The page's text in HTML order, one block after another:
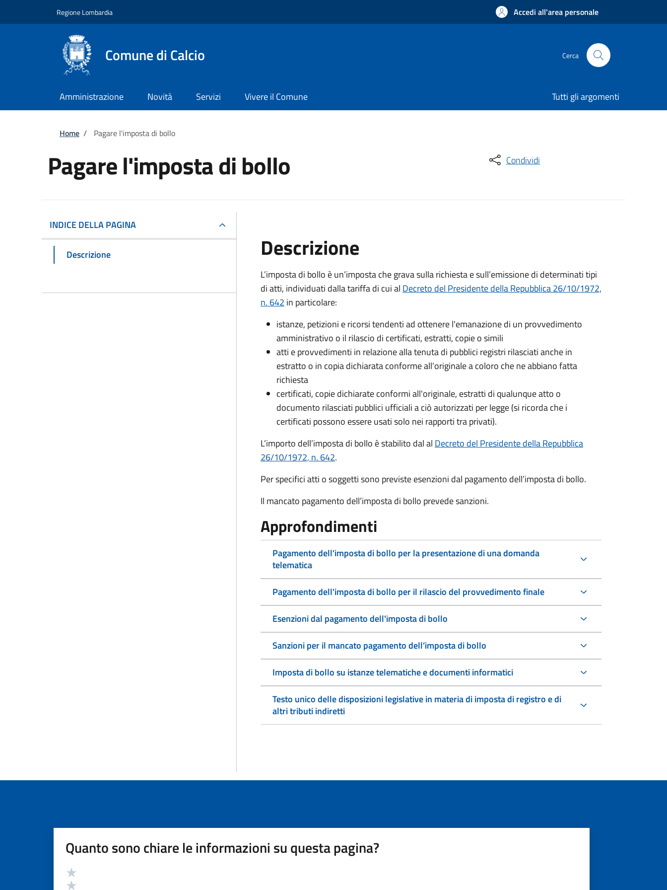
Regione Lombardia Accedi all'area personale
Comune di Calcio Cerca
Amministrazione Novità Servizi Vivere il Comune Tutti gli argomenti
Briciole di pane
Home / Pagare l'imposta di bollo
Pagare l'imposta di bollo Condividi
INDICE DELLA PAGINA
Descrizione Descrizione
L’imposta di bollo è un’imposta che grava sulla richiesta e sull’emissione di determinati tipi
di atti, individuati dalla tariffa di cui al Decreto del Presidente della Repubblica 26/10/1972,
n. 642 in particolare:
istanze, petizioni e ricorsi tendenti ad ottenere l'emanazione di un provvedimento
amministrativo o il rilascio di certificati, estratti, copie o simili
atti e provvedimenti in relazione alla tenuta di pubblici registri rilasciati anche in
estratto o in copia dichiarata conforme all’originale a coloro che ne abbiano fatta
richiesta
certificati, copie dichiarate conformi all'originale, estratti di qualunque atto o
documento rilasciati pubblici ufficiali a ciò autorizzati per legge (si ricorda che i
certificati possono essere usati solo nei rapporti tra privati).
L’importo dell’imposta di bollo è stabilito dal al Decreto del Presidente della Repubblica
26/10/1972, n. 642.
Per specifici atti o soggetti sono previste esenzioni dal pagamento dell’imposta di bollo.
Il mancato pagamento dell’imposta di bollo prevede sanzioni.
Approfondimenti
Pagamento dell'imposta di bollo per la presentazione di una domanda
telematica
Pagamento dell'imposta di bollo per il rilascio del provvedimento finale
Esenzioni dal pagamento dell'imposta di bollo
Sanzioni per il mancato pagamento dell’imposta di bollo
Imposta di bollo su istanze telematiche e documenti informatici
Testo unico delle disposizioni legislative in materia di imposta di registro e di
altri tributi indiretti
Quanto sono chiare le informazioni su questa pagina?
Valutazione